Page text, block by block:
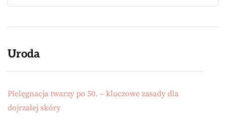
Uroda
Pielęgnacja twarzy po 50. – kluczowe zasady dla
dojrzałej skóry